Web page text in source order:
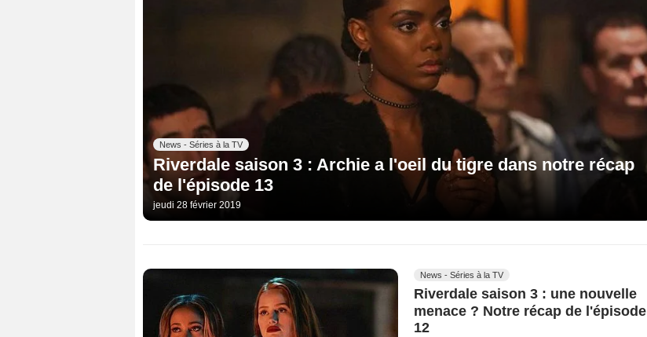
News - Séries à la TV
Riverdale saison 3 : Archie a l'oeil du tigre dans notre récap
de l'épisode 13
jeudi 28 février 2019
News - Séries à la TV
Riverdale saison 3 : une nouvelle
menace ? Notre récap de l'épisode
12